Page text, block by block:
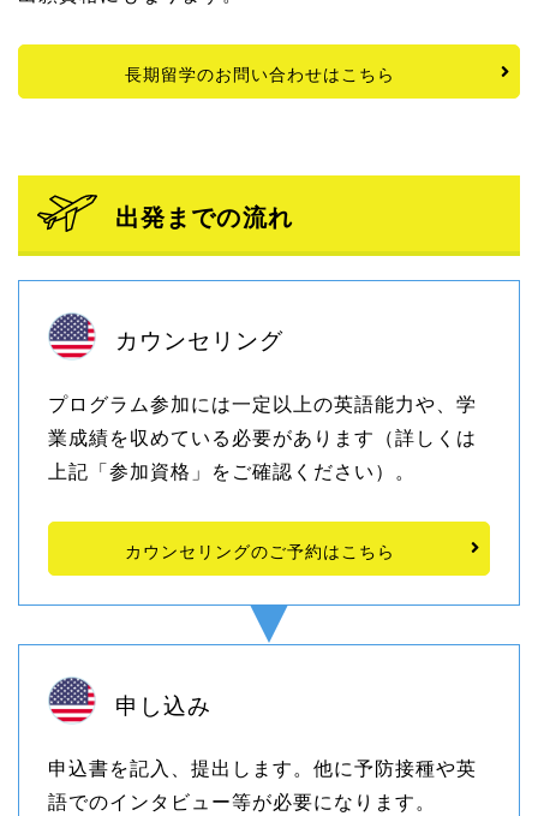
長期留学のお問い合わせはこちら
出発までの流れ
カウンセリング
プログラム参加には一定以上の英語能力や、学
業成績を収めている必要があります（詳しくは
上記「参加資格」をご確認ください）。
カウンセリングのご予約はこちら
申し込み
申込書を記入、提出します。他に予防接種や英
語でのインタビュー等が必要になります。